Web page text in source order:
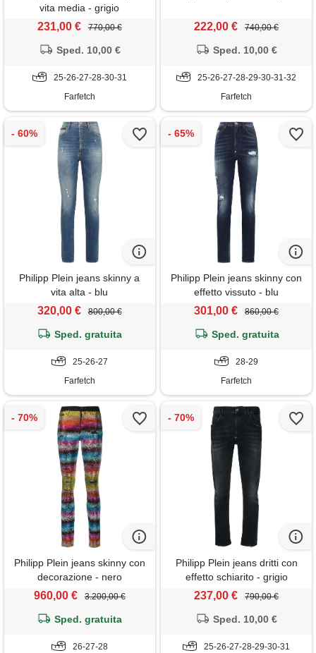
vita media - grigio
231,00 € 770,00 €
Sped. 10,00 €
25-26-27-28-30-31
Farfetch
222,00 € 740,00 €
Sped. 10,00 €
25-26-27-28-29-30-31-32
Farfetch
Philipp Plein jeans skinny a
vita alta - blu
320,00 € 800,00 €
Sped. gratuita
25-26-27
Farfetch
Philipp Plein jeans skinny con
effetto vissuto - blu
301,00 € 860,00 €
Sped. gratuita
28-29
Farfetch
Philipp Plein jeans skinny con
decorazione - nero
960,00 € 3.200,00 €
Sped. gratuita
26-27-28
Philipp Plein jeans dritti con
effetto schiarito - grigio
237,00 € 790,00 €
Sped. 10,00 €
25-26-27-28-29-30-31